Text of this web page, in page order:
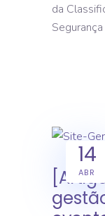
da
Segurança
14
ABR